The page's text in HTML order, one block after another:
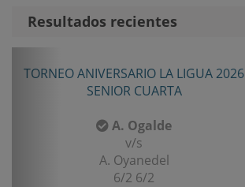
Resultados recientes
TORNEO ANIVERSARIO LA LIGUA 2026
SENIOR CUARTA
A. Ogalde
v/s
A. Oyanedel
6/2 6/2